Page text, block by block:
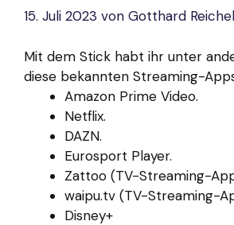
15. Juli 2023 von Gotthard Reichel
Mit dem Stick habt ihr unter
diese bekannten Streaming-
Amazon Prime Video.
Netflix.
DAZN.
Eurosport Player.
Zattoo (TV-Streaming-
waipu.tv (TV-Streaming-
Disney+